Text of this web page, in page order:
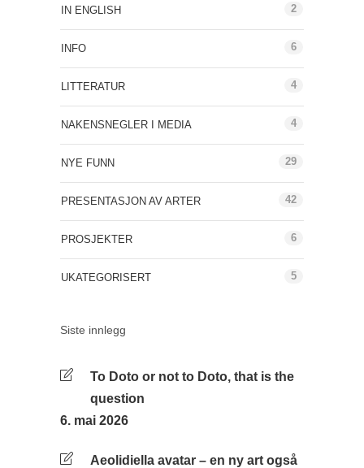
IN ENGLISH 2
INFO 6
LITTERATUR 4
NAKENSNEGLER I MEDIA 4
NYE FUNN 29
PRESENTASJON AV ARTER 42
PROSJEKTER 6
UKATEGORISERT 5
Siste innlegg
To Doto or not to Doto, that is the
question
6. mai 2026
Aeolidiella avatar – en ny art også